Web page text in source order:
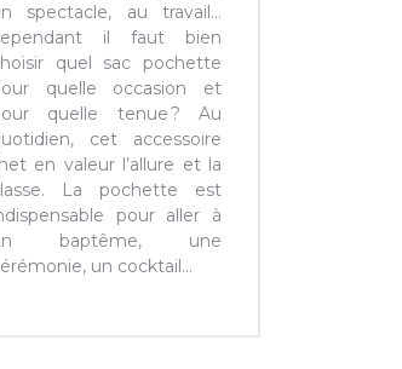
spectacle, au travail…
il faut bien
quel sac pochette
quelle occasion et
quelle tenue ? Au
cet accessoire
en valeur l’allure et la
La pochette est
pour aller à
baptême, une
un cocktail…